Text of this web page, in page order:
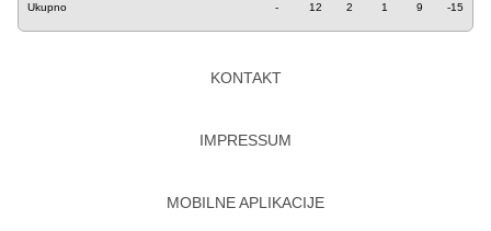
Ukupno - 12 2 1 9 -15
KONTAKT
IMPRESSUM
MOBILNE APLIKACIJE